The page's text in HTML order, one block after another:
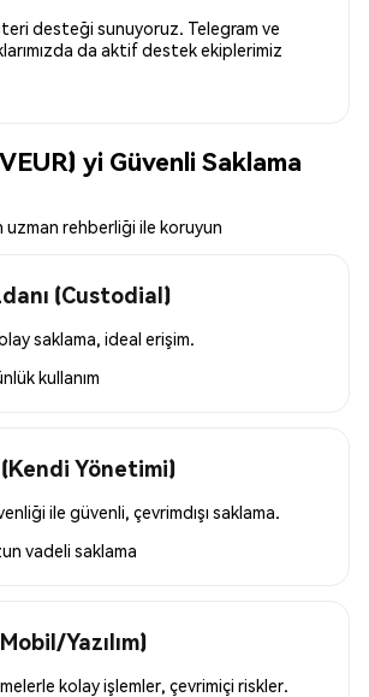
desteği sunuyoruz. Telegram ve
da aktif destek ekiplerimiz
yi Güvenli Saklama
uzman rehberliği ile koruyun
(Custodial)
saklama, ideal erişim.
kullanım
Yönetimi)
ile güvenli, çevrimdışı saklama.
vadeli saklama
Yazılım)
kolay işlemler, çevrimiçi riskler.